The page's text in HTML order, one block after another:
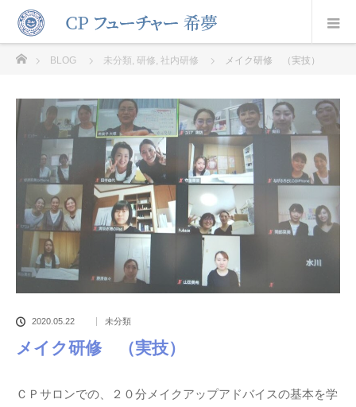
ホーム
BLOG 未分類, 研修, 社内研修 メイク研修 （実技）
2020.05.22 未分類
メイク研修 （実技）
ＣＰサロンでの、２０分メイクアップアドバイスの基本を学